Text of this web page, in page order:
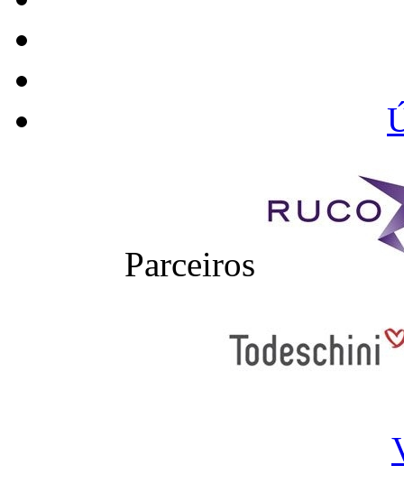
Parceiros